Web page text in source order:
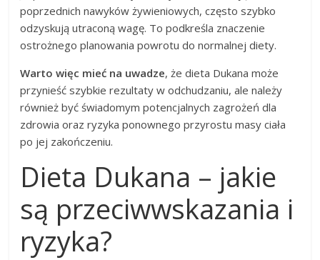
poprzednich nawyków żywieniowych, często szybko
odzyskują utraconą wagę. To podkreśla znaczenie
ostrożnego planowania powrotu do normalnej diety.
Warto więc mieć na uwadze, że dieta Dukana może
przynieść szybkie rezultaty w odchudzaniu, ale należy
również być świadomym potencjalnych zagrożeń dla
zdrowia oraz ryzyka ponownego przyrostu masy ciała
po jej zakończeniu.
Dieta Dukana – jakie
są przeciwwskazania i
ryzyka?